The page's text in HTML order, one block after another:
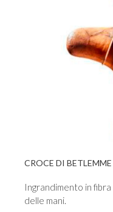
CROCE DI BETLEMME
Ingrandimento in
delle mani.